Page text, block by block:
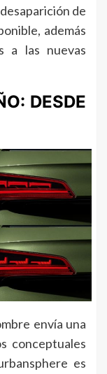
de
además
a las nuevas
DESDE
envía una
conceptuales
es